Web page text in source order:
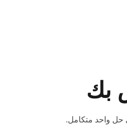
بك
حل واحد متكامل.